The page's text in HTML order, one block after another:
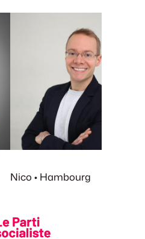
Nico • Hambourg